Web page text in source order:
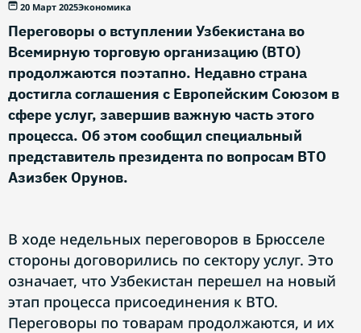
20 Март 2025Экономика
Переговоры о вступлении Узбекистана во
Всемирную торговую организацию (ВТО)
продолжаются поэтапно. Недавно страна
достигла соглашения с Европейским Союзом в
сфере услуг, завершив важную часть этого
процесса. Об этом сообщил специальный
представитель президента по вопросам ВТО
Азизбек Орунoв.
В ходе недельных переговоров в Брюсселе
стороны договорились по сектору услуг. Это
означает, что Узбекистан перешел на новый
этап процесса присоединения к ВТО.
Переговоры по товарам продолжаются, и их